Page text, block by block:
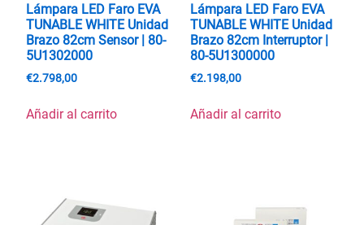
Lámpara LED Faro EVA
TUNABLE WHITE Unidad
Brazo 82cm Sensor | 80-
5U1302000
€2.798,00
Añadir al carrito
Lámpara LED Faro EVA
TUNABLE WHITE Unidad
Brazo 82cm Interruptor |
80-5U1300000
€2.198,00
Añadir al carrito